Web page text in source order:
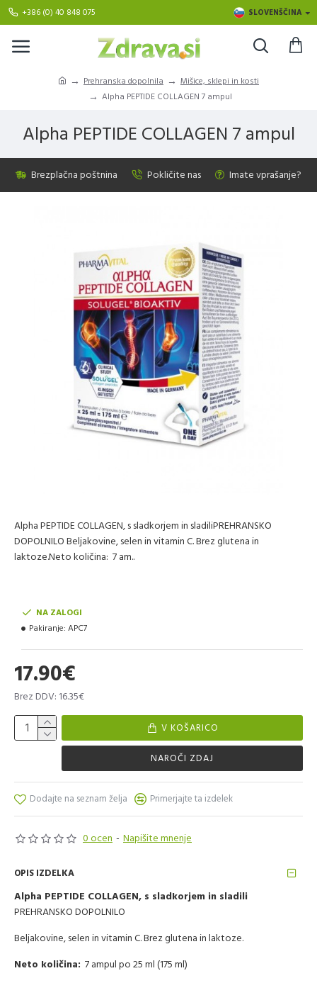
+386 (0) 40 848 075 SLOVENŠČINA
Prehranska dopolnila
Mišice, sklepi in kosti
Alpha PEPTIDE COLLAGEN 7 ampul
Alpha PEPTIDE COLLAGEN 7 ampul
Brezplačna poštnina Pokličite nas Imate vprašanje?
Alpha PEPTIDE COLLAGEN, s sladkorjem in sladiliPREHRANSKO
DOPOLNILO Beljakovine, selen in vitamin C. Brez glutena in
laktoze.Neto količina: 7 am..
0 ocen - Napišite mnenje
17.90€
Brez DDV: 16.35€
NA ZALOGI
Pakiranje: APC7
V KOŠARICO
NAROČI ZDAJ
Dodajte na seznam želja Primerjajte ta izdelek
OPIS IZDELKA
Alpha PEPTIDE COLLAGEN, s sladkorjem in sladili
PREHRANSKO DOPOLNILO
Beljakovine, selen in vitamin C. Brez glutena in laktoze.
Neto količina: 7 ampul po 25 ml (175 ml)